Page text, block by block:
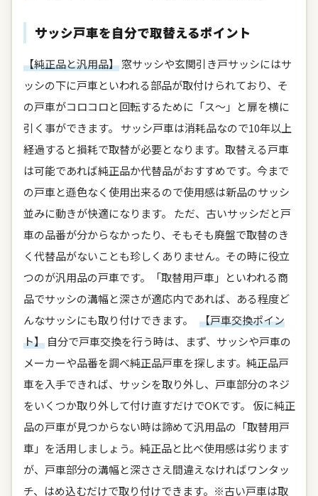
サッシ戸車を自分で取替えるポイント
【純正品と汎用品】窓サッシや玄関引き戸サッシにはサ
ッシの下に戸車といわれる部品が取付けられており、そ
の戸車がコロコロと回転するために「ス～」と扉を横に
引く事ができます。 サッシ戸車は消耗品なので10年以上
経過すると損耗で取替が必要となります。取替える戸車
は可能であれば純正品か代替品がおすすめです。今まで
の戸車と遜色なく使用出来るので使用感は新品のサッシ
並みに動きが快適になります。 ただ、古いサッシだと戸
車の品番が分からなかったり、そもそも廃盤で取替のき
く代替品がないことも珍しくありません。その時に役立
つのが汎用品の戸車です。「取替用戸車」といわれる商
品でサッシの溝幅と深さが適応内であれば、ある程度ど
んなサッシにも取り付けできます。 【戸車交換ポイン
ト】自分で戸車交換を行う時は、まず、サッシや戸車の
メーカーや品番を調べ純正品戸車を探します。純正品戸
車を入手できれば、サッシを取り外し、戸車部分のネジ
をいくつか取り外して付け直すだけでOKです。 仮に純正
品の戸車が見つからない時は諦めて汎用品の「取替用戸
車」を活用しましょう。純正品と比べ使用感は劣ります
が、戸車部分の溝幅と深ささえ間違えなければワンタッ
チ、はめ込むだけで取り付けできます。※古い戸車は取